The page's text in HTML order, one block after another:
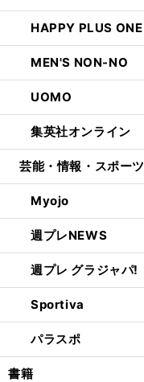
HAPPY PLUS ONE
MEN'S NON-NO
UOMO
集英社オンライン
芸能・情報・スポーツ
Myojo
週プレNEWS
週プレ グラジャパ!
Sportiva
パラスポ
書籍